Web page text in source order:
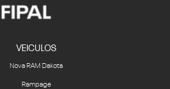
VEICULOS
Nova RAM Dakota
Rampage